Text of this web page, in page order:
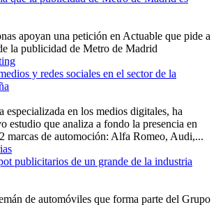
apoyan una petición en Actuable que pide a
la publicidad de Metro de Madrid
y redes sociales en el sector de la
en los medios digitales, ha
estudio que analiza a fondo la presencia en
marcas de automoción: Alfa Romeo, Audi,...
publicitarios de un grande de la industria
de automóviles que forma parte del Grupo